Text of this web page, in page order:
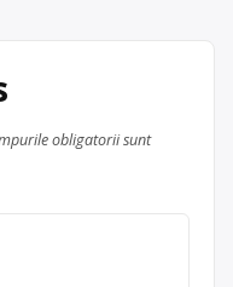
obligatorii sunt